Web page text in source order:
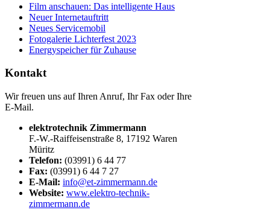
Film anschauen: Das intelligente Haus
Neuer Internetauftritt
Neues Servicemobil
Fotogalerie Lichterfest 2023
Energyspeicher für Zuhause
Kontakt
Wir freuen uns auf Ihren Anruf, Ihr Fax oder Ihre
E-Mail.
elektrotechnik Zimmermann
F.-W.-Raiffeisenstraße 8, 17192 Waren
Müritz
Telefon: (03991) 6 44 77
Fax: (03991) 6 44 7 27
E-Mail: info@et-zimmermann.de
Website: www.elektro-technik-
zimmermann.de